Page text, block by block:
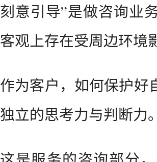
刻意引导”是做咨询业
客观上存在受周边环境
作为客户，如何保护好
独立的思考力与判断力